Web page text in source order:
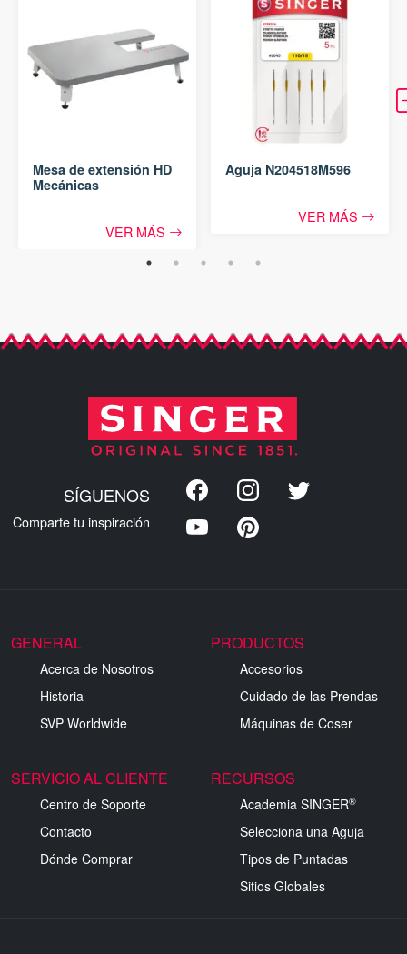
Mesa de extensión HD
Mecánicas
VER MÁS
Aguja N204518M596
VER MÁS
SÍGUENOS
Comparte tu inspiración
GENERAL
Acerca de Nosotros
Historia
SVP Worldwide
PRODUCTOS
Accesorios
Cuidado de las Prendas
Máquinas de Coser
SERVICIO AL CLIENTE
Centro de Soporte
Contacto
Dónde Comprar
RECURSOS
Academia SINGER®
Selecciona una Aguja
Tipos de Puntadas
Sitios Globales